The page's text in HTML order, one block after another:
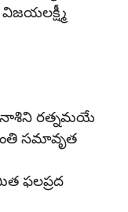
రత్నమయే
సమావృత
ఫలప్రద